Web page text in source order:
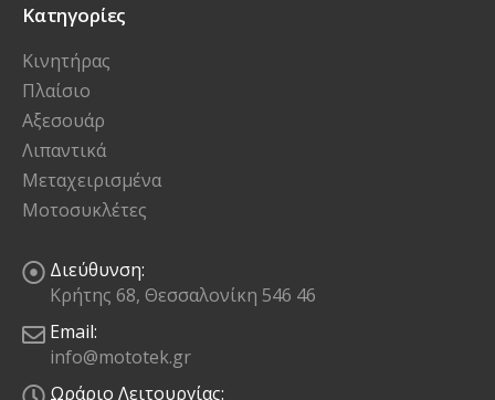
Κατηγορίες
Κινητήρας
Πλαίσιο
Αξεσουάρ
Λιπαντικά
Μεταχειρισμένα
Μοτοσυκλέτες
Διεύθυνση:
Κρήτης 68, Θεσσαλονίκη 546 46
Email:
info@mototek.gr
Ωράριο Λειτουργίας: